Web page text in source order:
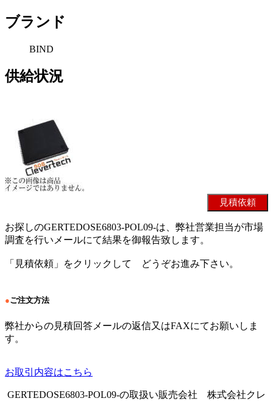
ブランド
BIND
供給状況
お探しのGERTEDOSE6803-POL09-は、弊社営業担当が市場
調査を行いメールにて結果を御報告致します。
「見積依頼」をクリックして どうぞお進み下さい。
●ご注文方法
弊社からの見積回答メールの返信又はFAXにてお願いしま
す。
お取引内容はこちら
GERTEDOSE6803-POL09-の取扱い販売会社 株式会社クレ